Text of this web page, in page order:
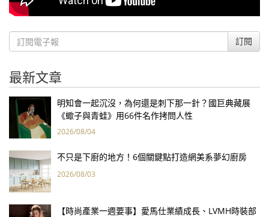
訂閱
最新文章
明知會一起沉沒，為何還是刺下那一針？國巨典藏展
《蠍子與青蛙》用66件名作拷問人性
2026/08/04
不只是下廚的地方！6個關鍵點打造網美系夢幻廚房
2026/08/03
【時尚產業一週要事】愛馬仕業績成長、LVMH時裝部